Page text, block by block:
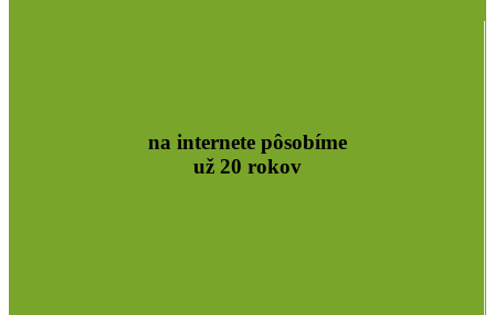
na internete pôsobíme
už 20 rokov